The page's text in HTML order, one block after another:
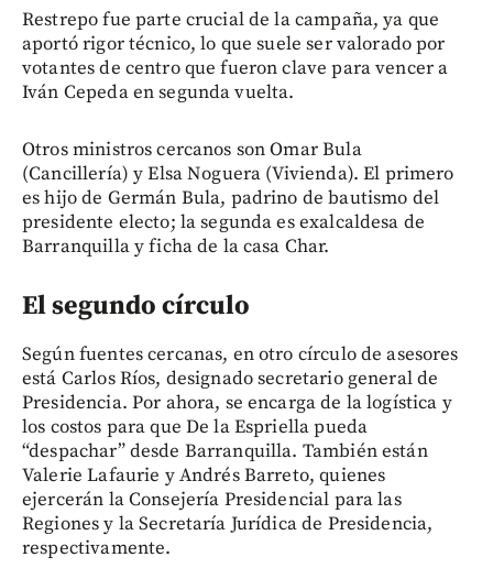
Restrepo fue parte crucial de la campaña, ya que
aportó rigor técnico, lo que suele ser valorado por
votantes de centro que fueron clave para vencer a
Iván Cepeda en segunda vuelta.
Otros ministros cercanos son Omar Bula
(Cancillería) y Elsa Noguera (Vivienda). El primero
es hijo de Germán Bula, padrino de bautismo del
presidente electo; la segunda es exalcaldesa de
Barranquilla y ficha de la casa Char.
El segundo círculo
Según fuentes cercanas, en otro círculo de asesores
está Carlos Ríos, designado secretario general de
Presidencia. Por ahora, se encarga de la logística y
los costos para que De la Espriella pueda
“despachar” desde Barranquilla. También están
Valerie Lafaurie y Andrés Barreto, quienes
ejercerán la Consejería Presidencial para las
Regiones y la Secretaría Jurídica de Presidencia,
respectivamente.